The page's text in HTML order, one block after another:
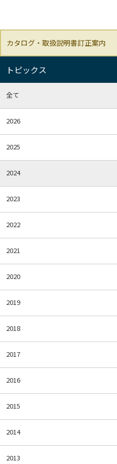
カタログ・取扱説明書訂正案内
トピックス
全て
2026
2025
2024
2023
2022
2021
2020
2019
2018
2017
2016
2015
2014
2013